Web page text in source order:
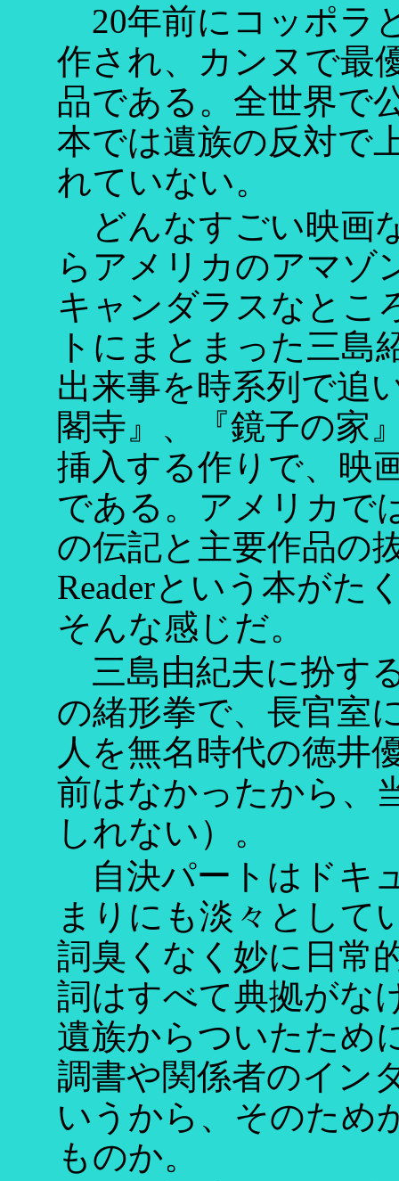
20年前にコッポラ
作され、カンヌで最
品である。全世界で
本では遺族の反対で
れていない。
どんなすごい映画
らアメリカのアマゾ
キャンダラスなとこ
トにまとまった三島
出来事を時系列で追
閣寺』、『鏡子の家
挿入する作りで、映
である。アメリカで
の伝記と主要作品の
Readerという本がた
そんな感じだ。
三島由紀夫に扮す
の緒形拳で、長官室
人を無名時代の徳井
前はなかったから、
しれない）。
自決パートはドキ
まりにも淡々として
詞臭くなく妙に日常
詞はすべて典拠がな
遺族からついたため
調書や関係者のイン
いうから、そのため
ものか。